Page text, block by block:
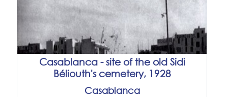
Casablanca - site of the old Sidi
Béliouth's cemetery, 1928
Casablanca